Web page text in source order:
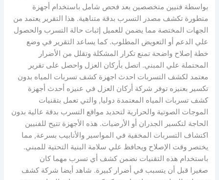
بواسطة فنيين متخصصين بعد فحص شامل باستخدام أجهزة
متطورة تكشف مصدر التسرب بدقة متناهية. هذا التقرير يعتمد من
الجهات المختصة مما يضمن للعميل إثبات حالة التسرب والحصول
علي الدعم أو التعويض المطلوب. كما يساعد التقرير في وضع
خطة إصلاح واضحة تمنع تكرار المشكلة وتقلل من الأضرار
المحتملة علي المبني. اتصل بأركان العزل واحصل على تقرير
معتمد لكشف التسربات احدث اجهزة كشف تسربات المياه بدون
تكسير بعنيزه توفر شركة أركان العزل في عنيزه أحدث أجهزة
كشف تسربات المياه المعتمدة دوليا, والتي تعمل بتقنيات
الموجات الصوتية والحرارية لتحديد مواقع التسرب بدقة عالية بدون
الحاجة لتكسير الجدران أو الأرضيات. هذه الأجهزة تتيح للفنيين
اكتشاف التسربات المخفية في المواسير والأنابيب بسرعة, مما
يختصر وقت الإصلاح ويحافظ علي سلامة البنية التحتية للمبني.
باستخدام هذه التقنيات نضمن كشف أي تسرب مهما كان
صغيرا قبل أن يتسبب في أضرار كبيرة. شاهد أيضا شركة كشف